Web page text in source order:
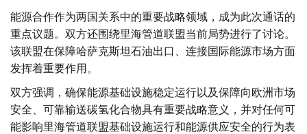
能源合作作为两国关系中的重要战略领域，成为此次通话的
重点议题。双方还围绕里海管道联盟当前局势进行了讨论。
该联盟在保障哈萨克斯坦石油出口、连接国际能源市场方面
发挥着重要作用。
双方强调，确保能源基础设施稳定运行以及保障向欧洲市场
安全、可靠输送碳氢化合物具有重要战略意义，并对任何可
能影响里海管道联盟基础设施运行和能源供应安全的行为表